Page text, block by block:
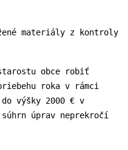
materiály z kontroly
obce robiť
roka v rámci
výšky 2000 € v
úprav neprekročí